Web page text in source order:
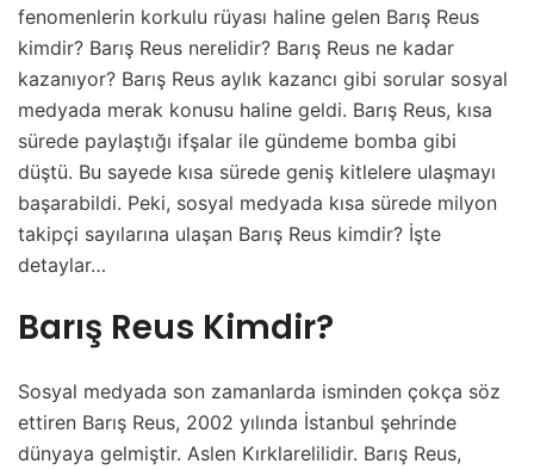
fenomenlerin korkulu rüyası haline gelen Barış Reus
kimdir? Barış Reus nerelidir? Barış Reus ne kadar
kazanıyor? Barış Reus aylık kazancı gibi sorular sosyal
medyada merak konusu haline geldi. Barış Reus, kısa
sürede paylaştığı ifşalar ile gündeme bomba gibi
düştü. Bu sayede kısa sürede geniş kitlelere ulaşmayı
başarabildi. Peki, sosyal medyada kısa sürede milyon
takipçi sayılarına ulaşan Barış Reus kimdir? İşte
detaylar…
Barış Reus Kimdir?
Sosyal medyada son zamanlarda isminden çokça söz
ettiren Barış Reus, 2002 yılında İstanbul şehrinde
dünyaya gelmiştir. Aslen Kırklarelilidir. Barış Reus,